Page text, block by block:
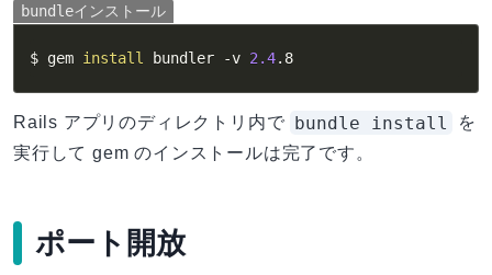
bundleインストール
$ gem install bundler -v 2.4.8
Rails アプリのディレクトリ内で bundle install
を
実行して gem のインストールは完了です。
ポート開放